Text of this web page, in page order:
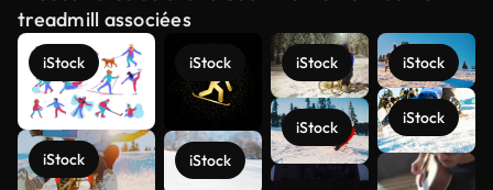
treadmill associées
iStock
iStock
iStock
iStock
iStock
iStock
iStock
iStock
Voir plus